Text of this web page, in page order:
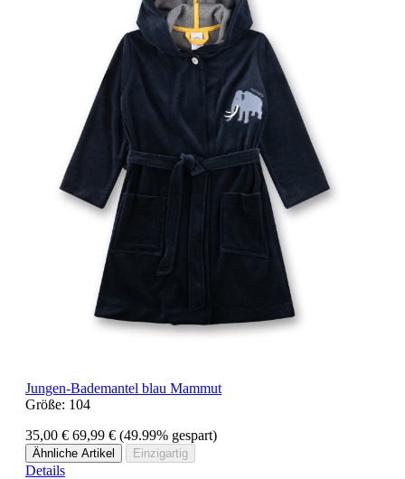
Jungen-Bademantel blau Mammut
Größe: 104
35,00 € 69,99 € (49.99% gespart)
Ähnliche Artikel Einzigartig
Details